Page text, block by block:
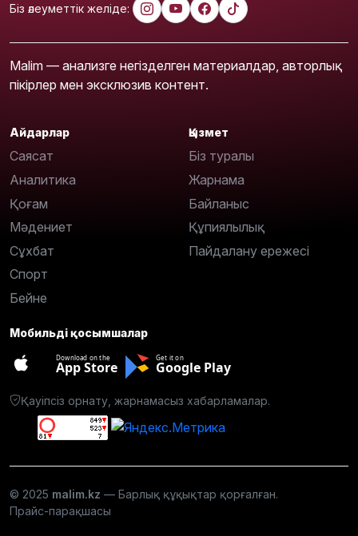
Біз әлеуметтік желіде:
Malim — анализге негізделген материалдар, авторлық
пікірлер мен эксклюзив контент.
Айдарлар
Саясат
Аналитика
Қоғам
Мәдениет
Сұхбат
Спорт
Бейне
Қызмет
Біз туралы
Жарнама
Байланыс
Құпиялылық
Пайдалану ережесі
Мобильді қосымшалар
Download on the
App Store
Get it on
Google Play
Қауіпсіз орнату, жарнамасыз хабарламалар.
© 2025 malim.kz — Барлық құқықтар қорғалған.
Прайс-парақшасы